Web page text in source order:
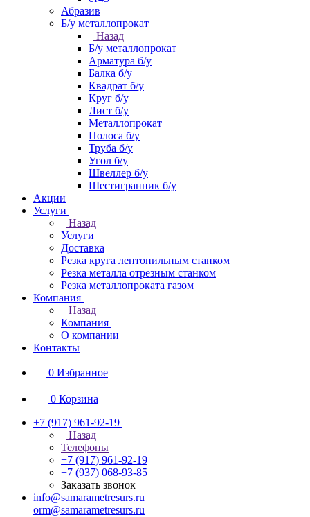
Абразив
Б/у металлопрокат
Назад
Б/у металлопрокат
Арматура б/у
Балка б/у
Квадрат б/у
Круг б/у
Лист б/у
Металлопрокат
Полоса б/у
Труба б/у
Угол б/у
Швеллер б/у
Шестигранник б/у
Акции
Услуги
Назад
Услуги
Доставка
Резка круга лентопильным станком
Резка металла отрезным станком
Резка металлопроката газом
Компания
Назад
Компания
О компании
Контакты
0 Избранное
0 Корзина
+7 (917) 961-92-19
Назад
Телефоны
+7 (917) 961-92-19
+7 (937) 068-93-85
Заказать звонок
info@samarametresurs.ru
orm@samarametresurs.ru